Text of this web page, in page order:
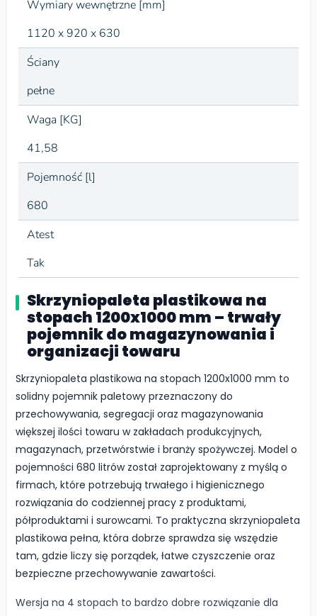
Wymiary wewnętrzne [mm]
1120 x 920 x 630
Ściany
pełne
Waga [KG]
41,58
Pojemność [l]
680
Atest
Tak
Skrzyniopaleta plastikowa na
stopach 1200x1000 mm – trwały
pojemnik do magazynowania i
organizacji towaru
Skrzyniopaleta plastikowa na stopach 1200x1000 mm to
solidny pojemnik paletowy przeznaczony do
przechowywania, segregacji oraz magazynowania
większej ilości towaru w zakładach produkcyjnych,
magazynach, przetwórstwie i branży spożywczej. Model o
pojemności 680 litrów został zaprojektowany z myślą o
firmach, które potrzebują trwałego i higienicznego
rozwiązania do codziennej pracy z produktami,
półproduktami i surowcami. To praktyczna skrzyniopaleta
plastikowa pełna, która dobrze sprawdza się wszędzie
tam, gdzie liczy się porządek, łatwe czyszczenie oraz
bezpieczne przechowywanie zawartości.
Wersja na 4 stopach to bardzo dobre rozwiązanie dla